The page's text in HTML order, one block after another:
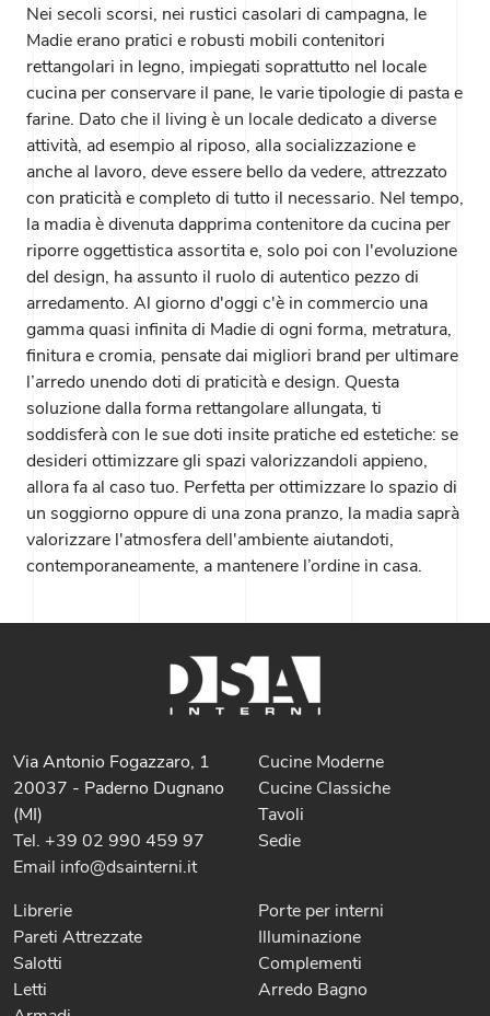
Nei secoli scorsi, nei rustici casolari di campagna, le
Madie erano pratici e robusti mobili contenitori
rettangolari in legno, impiegati soprattutto nel locale
cucina per conservare il pane, le varie tipologie di pasta e
farine. Dato che il living è un locale dedicato a diverse
attività, ad esempio al riposo, alla socializzazione e
anche al lavoro, deve essere bello da vedere, attrezzato
con praticità e completo di tutto il necessario. Nel tempo,
la madia è divenuta dapprima contenitore da cucina per
riporre oggettistica assortita e, solo poi con l'evoluzione
del design, ha assunto il ruolo di autentico pezzo di
arredamento. Al giorno d'oggi c'è in commercio una
gamma quasi infinita di Madie di ogni forma, metratura,
finitura e cromia, pensate dai migliori brand per ultimare
l’arredo unendo doti di praticità e design. Questa
soluzione dalla forma rettangolare allungata, ti
soddisferà con le sue doti insite pratiche ed estetiche: se
desideri ottimizzare gli spazi valorizzandoli appieno,
allora fa al caso tuo. Perfetta per ottimizzare lo spazio di
un soggiorno oppure di una zona pranzo, la madia saprà
valorizzare l'atmosfera dell'ambiente aiutandoti,
contemporaneamente, a mantenere l’ordine in casa.
Via Antonio Fogazzaro, 1
20037 - Paderno Dugnano
(MI)
Tel. +39 02 990 459 97
Email info@dsainterni.it
Cucine Moderne
Cucine Classiche
Tavoli
Sedie
Librerie
Pareti Attrezzate
Salotti
Letti
Porte per interni
Illuminazione
Complementi
Arredo Bagno